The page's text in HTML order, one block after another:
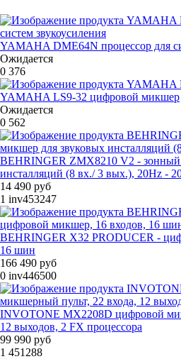
YAMAHA DME64N процессор для
Ожидается
0 376
YAMAHA LS9-32 цифровой микшер
Ожидается
0 562
BEHRINGER ZMX8210 V2 - зонный
инсталляций (8 вх./ 3 вых.), 20Hz -
14 490 руб
1 inv453247
BEHRINGER X32 PRODUCER -
16 шин
166 490 руб
0 inv446500
INVOTONE MX2208D цифровой
12 выходов, 2 FX процессора
99 990 руб
1 451288